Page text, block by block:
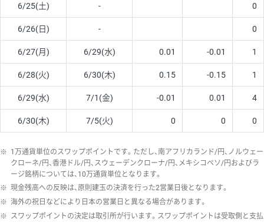
6/25(土) - 0
6/26(日) - 0
6/27(月) 6/29(水) 0.01 -0.01 1
6/28(火) 6/30(木) 0.15 -0.15 1
6/29(水) 7/1(金) -0.01 0.01 4
6/30(木) 7/5(火) 0 0 0
※ 1万通貨単位のスワップポイントです。ただし、南アフリカランド/円、ノルウェー
クローネ/円、香港ドル/円、スウェーデンクローナ/円、メキシコペソ/円およびラ
ージ銘柄については、10万通貨単位となります。
※ 現金残高への反映は、原則建玉の決済を行った2営業日後となります。
※ 海外の祝日などにより日本の営業日と異なる場合があります。
※ スワップポイントの決定は取引所が行います。スワップポイントは受取側と支払